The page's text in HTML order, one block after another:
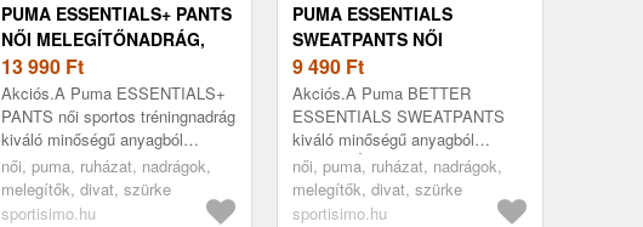
PUMA ESSENTIALS+ PANTS
NŐI MELEGÍTŐNADRÁG,
SZÜRKE, MÉRET
13 990 Ft
Akciós.A Puma ESSENTIALS+
PANTS női sportos tréningnadrág
kiváló minőségű anyagból
készült. Elöl nyomtatott PUMA
ugró macskás logó, és elegáns
megoldás az...
női, puma, ruházat, nadrágok,
melegítők, divat, szürke
sportisimo.hu
PUMA ESSENTIALS
SWEATPANTS NŐI
MELEGÍTŐNADRÁG,
SZÜRKE, MÉRET
9 490 Ft
Akciós.A Puma BETTER
ESSENTIALS SWEATPANTS
kiváló minőségű anyagból
készült. Értékelni fogod a két
zsebet az apróságok számára.
női, puma, ruházat, nadrágok,
melegítők, divat, szürke
sportisimo.hu